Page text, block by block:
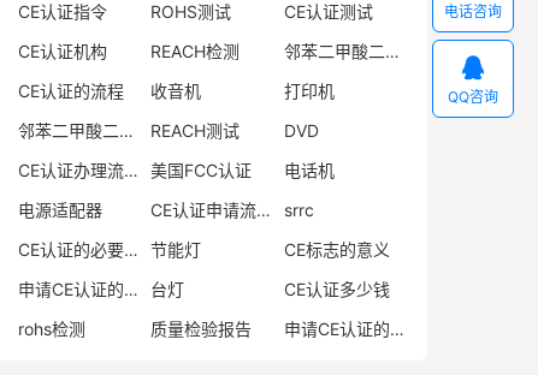
CE认证指令
ROHS测试
CE认证测试
CE认证机构
REACH检测
邻苯二甲酸二异丁酯
CE认证的流程
收音机
打印机
邻苯二甲酸二丁酯
REACH测试
DVD
CE认证办理流程
美国FCC认证
电话机
电源适配器
CE认证申请流程
srrc
CE认证的必要性
节能灯
CE标志的意义
申请CE认证的必要性
台灯
CE认证多少钱
rohs检测
质量检验报告 申请CE认证的好处
电话咨询

QQ咨询